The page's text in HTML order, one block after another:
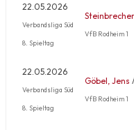
22.05.2026
Verbandsliga Süd
8. Spieltag
VfB Rodheim 1
22.05.2026
Verbandsliga Süd
8. Spieltag
Göbel, Jens
VfB Rodheim 1